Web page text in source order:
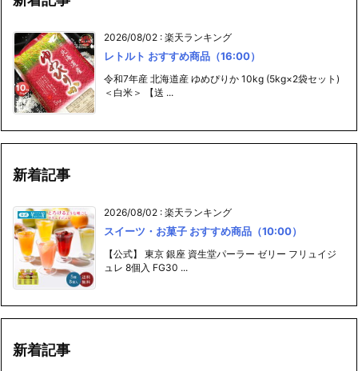
2026/08/02 : 楽天ランキング
レトルト おすすめ商品（16:00）
令和7年産 北海道産 ゆめぴりか 10kg (5kg×2袋セット)
＜白米＞ 【送 ...
新着記事
2026/08/02 : 楽天ランキング
スイーツ・お菓子 おすすめ商品（10:00）
【公式】 東京 銀座 資生堂パーラー ゼリー フリュイジ
ュレ 8個入 FG30 ...
新着記事